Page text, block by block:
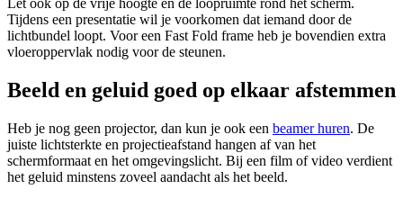
Tijdens een presentatie wil je voorkomen dat iemand door de
lichtbundel loopt. Voor een Fast Fold frame heb je bovendien extra
vloeroppervlak nodig voor de steunen.
Beeld en geluid goed op elkaar afstemmen
Heb je nog geen projector, dan kun je ook een beamer huren. De
juiste lichtsterkte en projectieafstand hangen af van het
schermformaat en het omgevingslicht. Bij een film of video verdient
het geluid minstens zoveel aandacht als het beeld.